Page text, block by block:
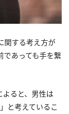
関する考え方が
であっても手を繋
ると、男性は
と考えているこ